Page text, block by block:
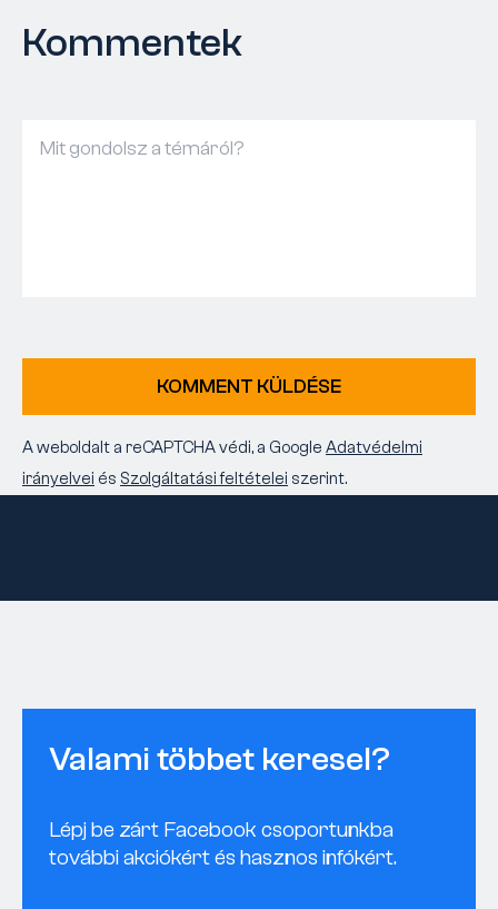
Kommentek
KOMMENT KÜLDÉSE
A weboldalt a reCAPTCHA védi, a Google Adatvédelmi
irányelvei és Szolgáltatási feltételei szerint.
Valami többet keresel?
Lépj be zárt Facebook csoportunkba
további akciókért és hasznos infókért.